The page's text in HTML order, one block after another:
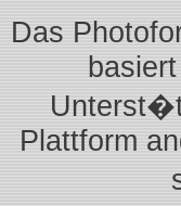
Das
Plattform